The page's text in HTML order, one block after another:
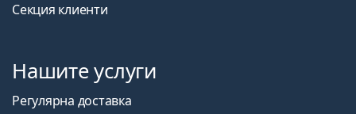
Секция клиенти
Нашите услуги
Регулярна доставка